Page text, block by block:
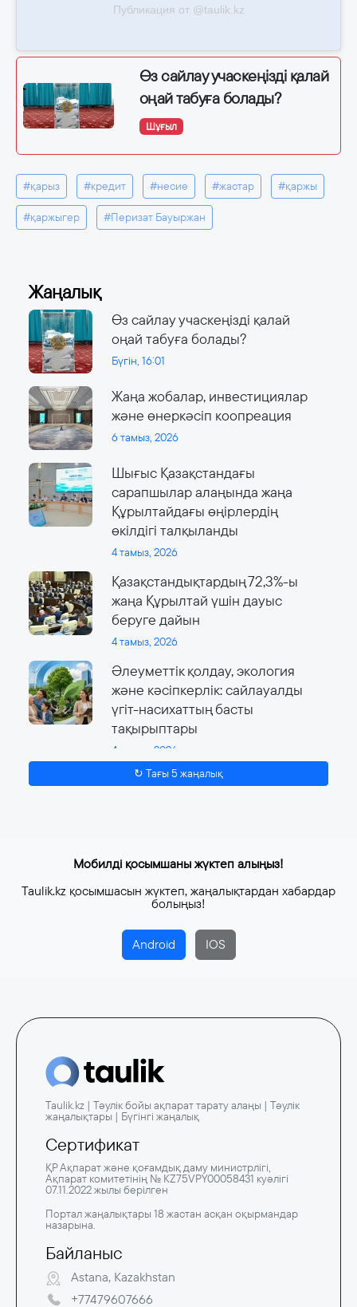
Публикация от @taulik.kz
Өз сайлау учаскеңізді қалай
оңай табуға болады?
Шұғыл
#қарыз #кредит #несие #жастар #қаржы
#қаржыгер #Перизат Бауыржан
Жаңалық
Өз сайлау учаскеңізді қалай
оңай табуға болады?
Бүгін, 16:01
Жаңа жобалар, инвестициялар
және өнеркәсіп коопреация
6 тамыз, 2026
Шығыс Қазақстандағы
сарапшылар алаңында жаңа
Құрылтайдағы өңірлердің
өкілдігі талқыланды
4 тамыз, 2026
Қазақстандықтардың 72,3%-ы
жаңа Құрылтай үшін дауыс
беруге дайын
4 тамыз, 2026
Әлеуметтік қолдау, экология
және кәсіпкерлік: сайлауалды
үгіт-насихаттың басты
тақырыптары
4 тамыз, 2026
↻ Тағы 5 жаңалық
Мобилді қосымшаны жүктеп алыңыз!
Taulik.kz қосымшасын жүктеп, жаңалықтардан хабардар
болыңыз!
Android IOS
Taulik.kz | Тәулік бойы ақпарат тарату алаңы | Тәулік
жаңалықтары | Бүгінгі жаңалық
Сертификат
ҚР Ақпарат және қоғамдық даму министрлігі,
Ақпарат комитетінің № KZ75VPY00058431 куәлігі
07.11.2022 жылы берілген
Портал жаңалықтары 18 жастан асқан оқырмандар
назарына.
Байланыс
Astana, Kazakhstan
+77479607666